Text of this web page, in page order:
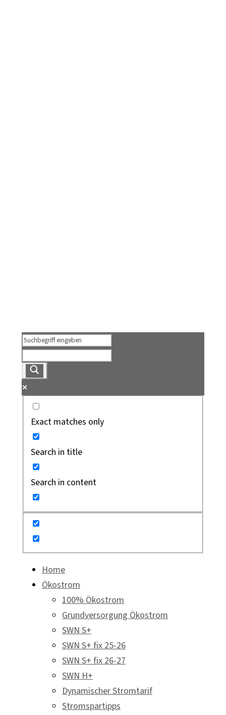
Exact matches only
Search in title
Search in content
Home
Ökostrom
100% Ökostrom
Grundversorgung Ökostrom
SWN S+
SWN S+ fix 25-26
SWN S+ fix 26-27
SWN H+
Dynamischer Stromtarif
Stromspartipps